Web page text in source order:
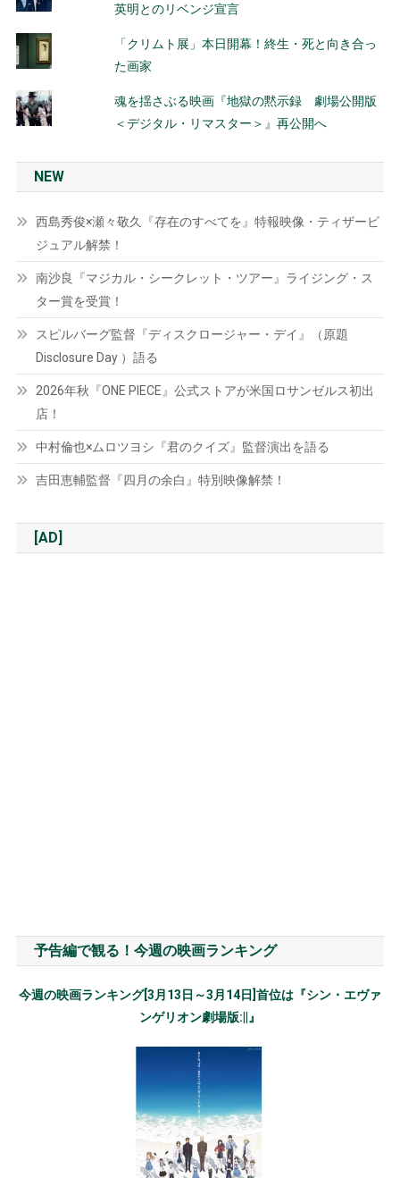
英明とのリベンジ宣言
「クリムト展」本日開幕！終生・死と向き合っ
た画家
魂を揺さぶる映画『地獄の黙示録 劇場公開版
＜デジタル・リマスター＞』再公開へ
NEW
西島秀俊×瀬々敬久『存在のすべてを』特報映像・ティザービ
ジュアル解禁！
南沙良『マジカル・シークレット・ツアー』ライジング・ス
ター賞を受賞！
スピルバーグ監督『ディスクロージャー・デイ』（原題
Disclosure Day ）語る
2026年秋『ONE PIECE』公式ストアが米国ロサンゼルス初出
店！
中村倫也×ムロツヨシ『君のクイズ』監督演出を語る
吉田恵輔監督『四月の余白』特別映像解禁！
[AD]
予告編で観る！今週の映画ランキング
今週の映画ランキング[3月13日～3月14日]首位は『シン・エヴァ
ンゲリオン劇場版:||』